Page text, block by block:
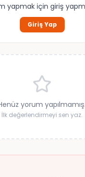
yapmak için giriş
Giriş Yap
yorum yapılmamış.
İlk değerlendirmeyi sen yaz.